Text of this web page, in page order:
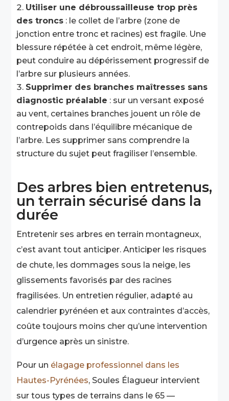
Utiliser une débroussailleuse trop près
des troncs : le collet de l’arbre (zone de
jonction entre tronc et racines) est fragile. Une
blessure répétée à cet endroit, même légère,
peut conduire au dépérissement progressif de
l’arbre sur plusieurs années.
Supprimer des branches maîtresses sans
diagnostic préalable : sur un versant exposé
au vent, certaines branches jouent un rôle de
contrepoids dans l’équilibre mécanique de
l’arbre. Les supprimer sans comprendre la
structure du sujet peut fragiliser l’ensemble.
Des arbres bien entretenus,
un terrain sécurisé dans la
durée
Entretenir ses arbres en terrain montagneux,
c’est avant tout anticiper. Anticiper les risques
de chute, les dommages sous la neige, les
glissements favorisés par des racines
fragilisées. Un entretien régulier, adapté au
calendrier pyrénéen et aux contraintes d’accès,
coûte toujours moins cher qu’une intervention
d’urgence après un sinistre.
Pour un élagage professionnel dans les
Hautes-Pyrénées, Soules Élagueur intervient
sur tous types de terrains dans le 65 —